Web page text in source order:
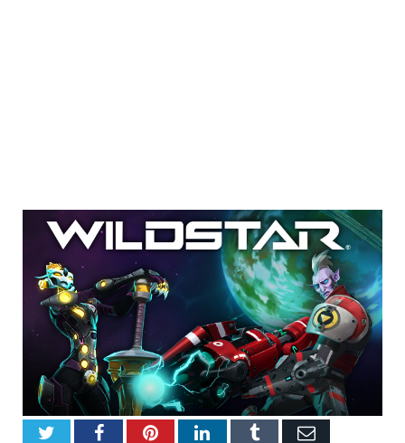
TwitterFacebookPinterestLinkedInTumblrEmail